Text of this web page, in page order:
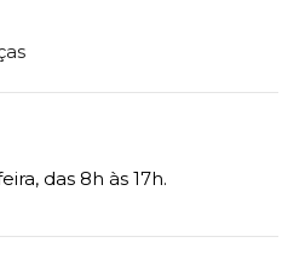
das 8h às 17h.